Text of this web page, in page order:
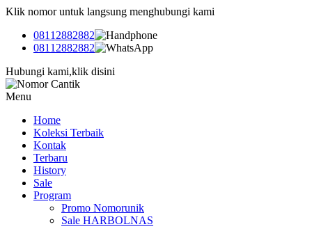
Klik nomor untuk langsung menghubungi kami
08112882882
08112882882
Hubungi kami,klik disini
Menu
Home
Koleksi Terbaik
Kontak
Terbaru
History
Sale
Program
Promo Nomorunik
Sale HARBOLNAS